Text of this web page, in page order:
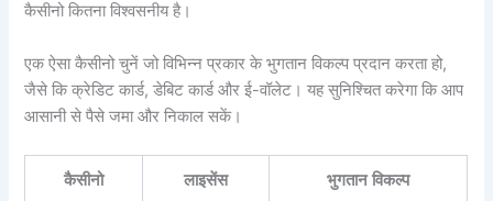
कैसीनो कितना विश्वसनीय है।
एक ऐसा कैसीनो चुनें जो विभिन्न प्रकार के भुगतान विकल्प प्रदान करता हो,
जैसे कि क्रेडिट कार्ड, डेबिट कार्ड और ई-वॉलेट। यह सुनिश्चित करेगा कि आप
आसानी से पैसे जमा और निकाल सकें।
कैसीनो लाइसेंस भुगतान विकल्प